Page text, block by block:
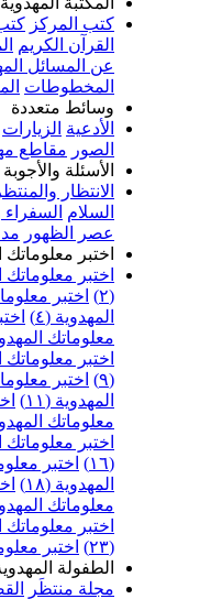
كتب المركز
القرآن الكريم
عن المسائل
المخطوطات
وسائط متعددة
الأدعية الزيارات
الصور مقاطع
الأسئلة
الانتظار
السلام السفراء
عصر الظهور
اختبر معلوماتك
اختبر معلوماتك
(٢)
اختبر
المهدوية (٤)
معلوماتك
اختبر معلوماتك
(٩)
اختبر
المهدوية (١١)
معلوماتك
اختبر معلوماتك
(١٦)
اختبر
المهدوية (١٨)
معلوماتك
اختبر معلوماتك
(٢٣)
اختبر
الطفولة
مجلة منتظَر